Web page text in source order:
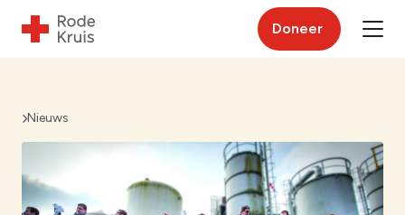
Doneer
Nieuws